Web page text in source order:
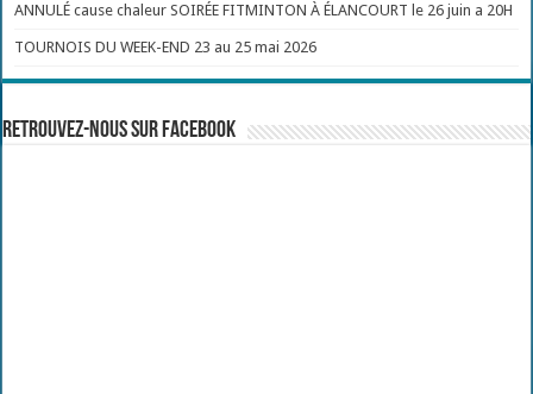
ANNULÉ cause chaleur SOIRÉE FITMINTON À ÉLANCOURT le 26 juin a 20H
TOURNOIS DU WEEK-END 23 au 25 mai 2026
Retrouvez-nous sur Facebook